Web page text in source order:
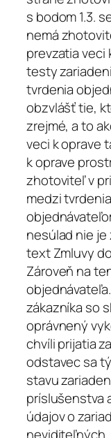
s bodom 1.3.
nemá
prevzatia veci
testy
tvrdenia
obzvlášť tie,
zrejmé, a to
veci k oprave
k oprave
zhotoviteľ v
medzi
nesúlad nie
text Zmluvy
Zároveň na
zákazníka so
oprávnený
chvíli prijatia
odstavec sa
stavu
príslušenstva
údajov o
neviditeľných,